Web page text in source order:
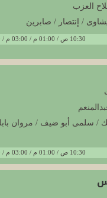
العزب
/ إنتصار / صابرين
10:30 ص / 01:00 م / 03:00 م / 05:00 م / 07:00 م
/ سلمى أبو ضيف / مروان
10:30 ص / 01:00 م / 03:00 م / 05:00 م / 07:00 م